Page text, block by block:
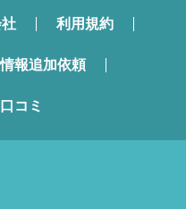
利用規約
報追加依頼
コミ